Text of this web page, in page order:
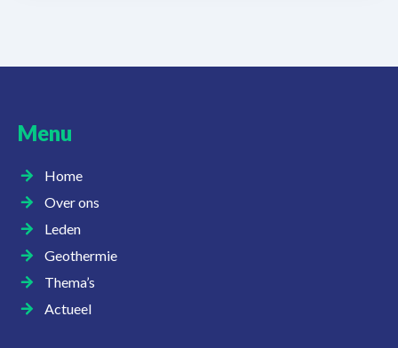
Menu
Home
Over ons
Leden
Geothermie
Thema’s
Actueel